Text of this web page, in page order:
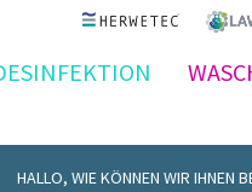
HALLO, WIE KÖNNEN WIR IHNEN